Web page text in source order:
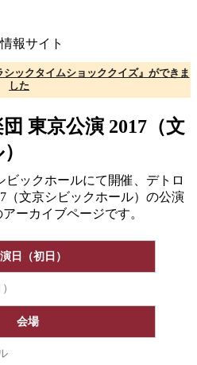
報サイト
ックタイムショッククイズ』ができま
した
東京公演 2017（文
ビックホールにて開催、デトロ
（文京シビックホール）の公演
ーカイブページです。
日（初日）
会場